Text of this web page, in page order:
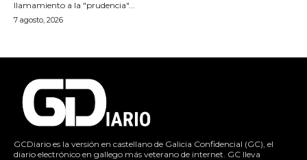
llamamiento a la "prudencia"...
7 agosto, 2026
GCDiario es la versión en castellano de Galicia Confidencial (GC), el
diario electrónico en gallego más veterano de internet. GC lleva